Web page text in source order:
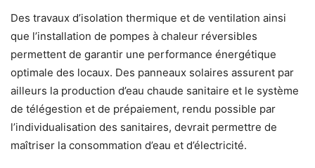
Des travaux d’isolation thermique et de ventilation ainsi
que l’installation de pompes à chaleur réversibles
permettent de garantir une performance énergétique
optimale des locaux. Des panneaux solaires assurent par
ailleurs la production d’eau chaude sanitaire et le système
de télégestion et de prépaiement, rendu possible par
l’individualisation des sanitaires, devrait permettre de
maîtriser la consommation d’eau et d’électricité.